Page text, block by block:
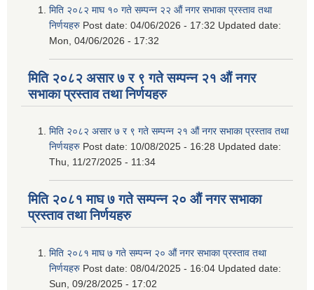
मिति २०८२ माघ १० गते सम्पन्न २२ औं नगर सभाका प्रस्ताव तथा
निर्णयहरु Post date: 04/06/2026 - 17:32 Updated date:
Mon, 04/06/2026 - 17:32
मिति २०८२ असार ७ र ९ गते सम्पन्न २१ औं नगर
सभाका प्रस्ताव तथा निर्णयहरु
मिति २०८२ असार ७ र ९ गते सम्पन्न २१ औं नगर सभाका प्रस्ताव तथा
निर्णयहरु Post date: 10/08/2025 - 16:28 Updated date:
Thu, 11/27/2025 - 11:34
मिति २०८१ माघ ७ गते सम्पन्न २० औं नगर सभाका
प्रस्ताव तथा निर्णयहरु
मिति २०८१ माघ ७ गते सम्पन्न २० औं नगर सभाका प्रस्ताव तथा
निर्णयहरु Post date: 08/04/2025 - 16:04 Updated date:
Sun, 09/28/2025 - 17:02